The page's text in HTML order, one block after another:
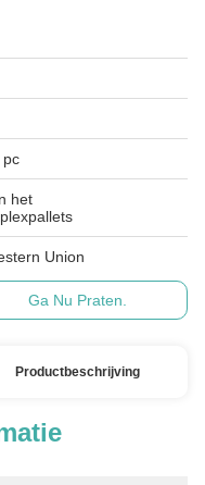
pc
het
Union
Ga Nu Praten.
Productbeschrijving